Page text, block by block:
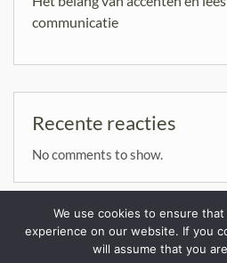
communicatie
Recente reacties
No comments to show.
Copyright. All
We use cookies to ensure
experience on our website. If you
will assume that you